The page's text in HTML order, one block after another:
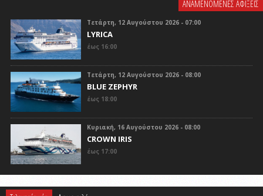
ΑΝΑΜΕΝΟΜΕΝΕΣ ΑΦΙΞΕΙΣ
Τετάρτη, 12 Αυγούστου 2026 - 07:00
LYRICA
έως 16:00
Τετάρτη, 12 Αυγούστου 2026 - 08:00
BLUE ZEPHYR
έως 18:00
Κυριακή, 16 Αυγούστου 2026 - 08:00
CROWN IRIS
έως 17:00